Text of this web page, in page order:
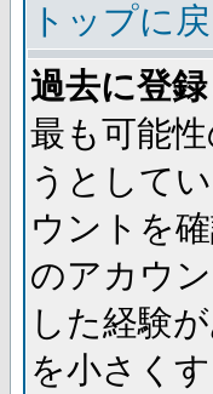
トップに
過去に登
最も可能
うとして
ウントを
のアカウ
した経験
を小さく